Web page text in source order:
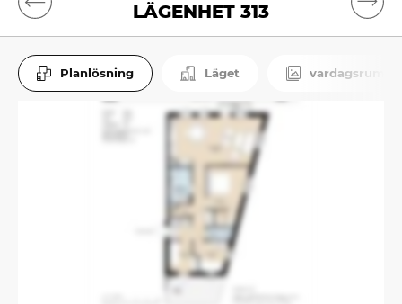
LÄGENHET 313
Planlösning Läget vardagsrum